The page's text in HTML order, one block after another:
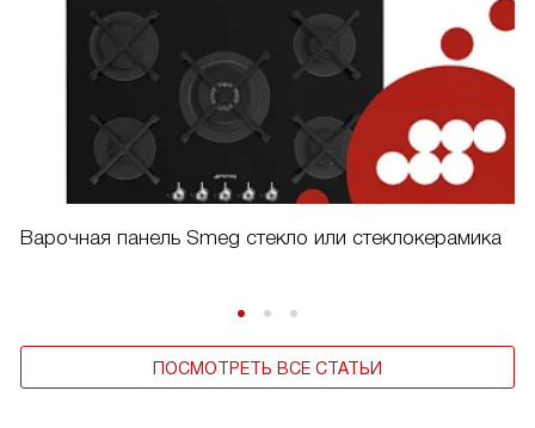
Варочная панель Smeg стекло или стеклокерамика
ПОСМОТРЕТЬ ВСЕ СТАТЬИ